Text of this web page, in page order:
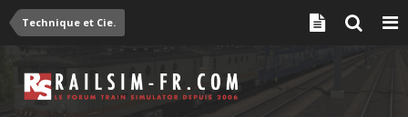
Technique et Cie.